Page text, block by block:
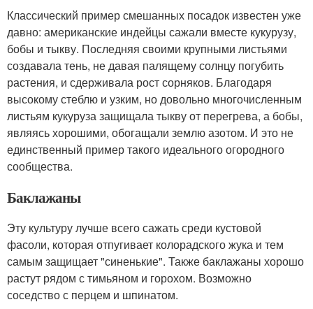
Классический пример смешанных посадок известен уже
давно: американские индейцы сажали вместе кукурузу,
бобы и тыкву. Последняя своими крупными листьями
создавала тень, не давая палящему солнцу погубить
растения, и сдерживала рост сорняков. Благодаря
высокому стеблю и узким, но довольно многочисленным
листьям кукуруза защищала тыкву от перегрева, а бобы,
являясь хорошими, обогащали землю азотом. И это не
единственный пример такого идеального огородного
сообщества.
Баклажаны
Эту культуру лучше всего сажать среди кустовой
фасоли, которая отпугивает колорадского жука и тем
самым защищает "синенькие". Также баклажаны хорошо
растут рядом с тимьяном и горохом. Возможно
соседство с перцем и шпинатом.